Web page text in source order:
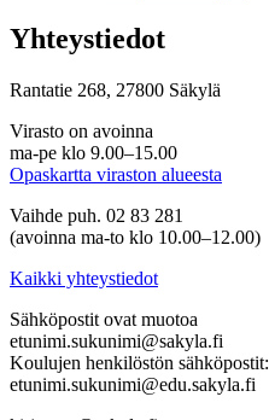
Yhteystiedot
Rantatie 268, 27800 Säkylä
Virasto on avoinna
ma-pe klo 9.00–15.00
Opaskartta viraston alueesta
Vaihde puh. 02 83 281
(avoinna ma-to klo 10.00–12.00)
Kaikki yhteystiedot
Sähköpostit ovat muotoa
etunimi.sukunimi@sakyla.fi
Koulujen henkilöstön sähköpostit:
etunimi.sukunimi@edu.sakyla.fi